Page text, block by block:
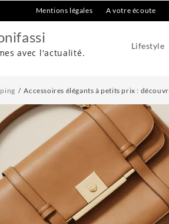
Mentions légales A votre écoute
avec l'actualité.
Lifestyle
Accessoires élégants à petits prix :